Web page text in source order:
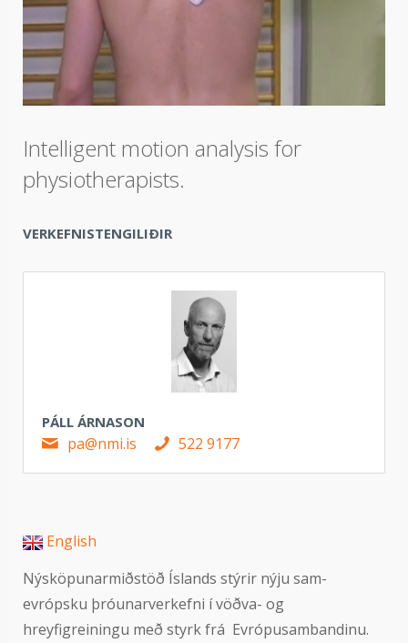
Intelligent motion analysis for
physiotherapists.
VERKEFNISTENGILIÐIR
PÁLL ÁRNASON
pa@nmi.is 522 9177
English
Nýsköpunarmiðstöð Íslands stýrir nýju sam-
evrópsku þróunarverkefni í vöðva- og
hreyfigreiningu með styrk frá Evrópusambandinu.